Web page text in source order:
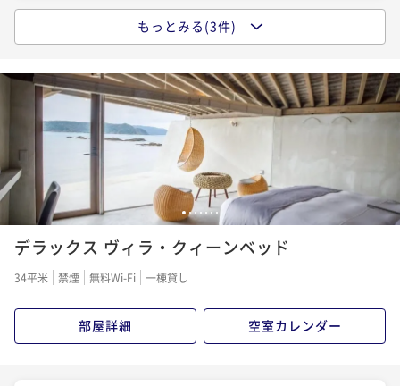
ご宿泊料金＋朝食【オーシャンビュー】【Relux限定】
「夜景」
朝食付き 事前決済可
IN 15:00 - 19:00 OUT11:00
ポイント即利用で
最大17％OFF
ポイントアップ
【10%OFF / 連泊限定】ご宿泊料金
素泊まり 事前決済可
IN 15:00 - 19:00 OUT11:00
¥73,440~
2名 ¥ 68,299 ~
もっとみる(3件)
1 234567
デラックス ヴィラ・クィーンベッド
34平米 禁煙 無料Wi-Fi 一棟貸し
部屋詳細 空室カレンダー